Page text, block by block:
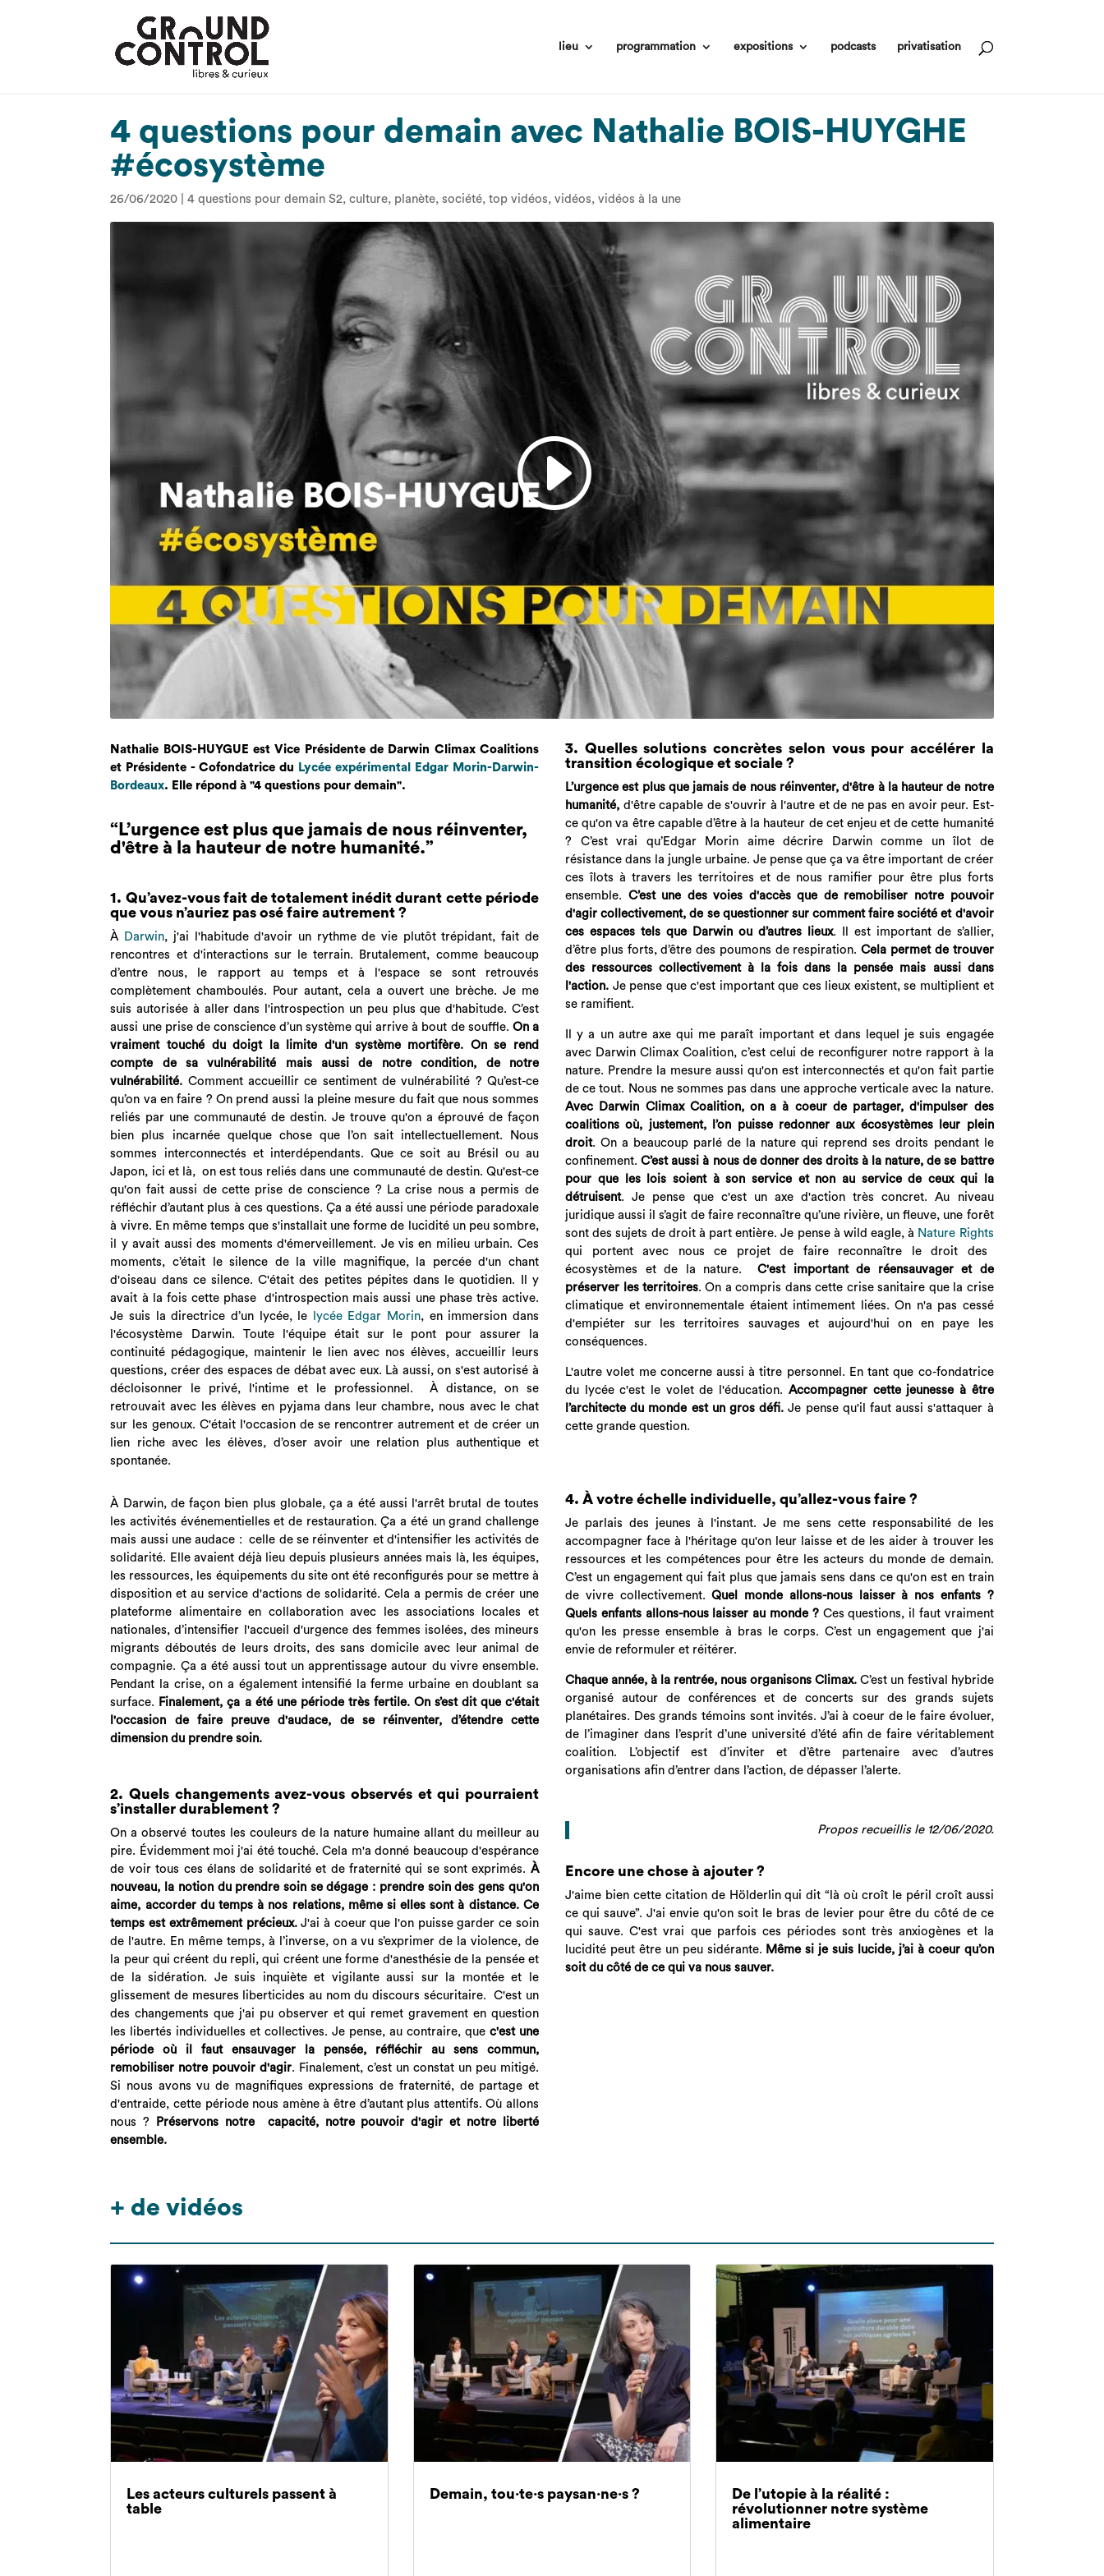
lieu programmation expositions podcasts privatisation
4 questions pour demain avec Nathalie BOIS-HUYGHE
#écosystème
26/06/2020 |4 questions pour demain S2,culture, planète,société,top vidéos,vidéos,vidéos à la une
Nathalie BOIS-HUYGUE est Vice Présidente de Darwin Climax Coalitions
et Présidente - Cofondatrice du Lycée expérimental Edgar Morin-Darwin-
Bordeaux. Elle répond à "4 questions pour demain".
“ L’urgence est plus que jamais de nous réinventer,
d'être à la hauteur de notre humanité.”
1. Qu’avez-vous fait de totalement inédit durant cette période
que vous n’auriez pas osé faire autrement ?
À Darwin, j'ai l'habitude d'avoir un rythme de vie plutôt trépidant, fait de
rencontres et d'interactions sur le terrain. Brutalement, comme beaucoup
d’entre nous, le rapport au temps et à l'espace se sont retrouvés
complètement chamboulés. Pour autant, cela a ouvert une brèche. Je me
suis autorisée à aller dans l'introspection un peu plus que d'habitude. C’est
aussi une prise de conscience d’un système qui arrive à bout de souffle. On a
vraiment touché du doigt la limite d'un système mortifère. On se rend
compte de sa vulnérabilité mais aussi de notre condition, de notre
vulnérabilité. Comment accueillir ce sentiment de vulnérabilité ? Qu’est-ce
qu’on va en faire ? On prend aussi la pleine mesure du fait que nous sommes
reliés par une communauté de destin. Je trouve qu'on a éprouvé de façon
bien plus incarnée quelque chose que l’on sait intellectuellement. Nous
sommes interconnectés et interdépendants. Que ce soit au Brésil ou au
Japon, ici et là, on est tous reliés dans une communauté de destin. Qu'est-ce
qu'on fait aussi de cette prise de conscience ? La crise nous a permis de
réfléchir d’autant plus à ces questions. Ça a été aussi une période paradoxale
à vivre. En même temps que s'installait une forme de lucidité un peu sombre,
il y avait aussi des moments d'émerveillement. Je vis en milieu urbain. Ces
moments, c’était le silence de la ville magnifique, la percée d'un chant
d'oiseau dans ce silence. C'était des petites pépites dans le quotidien. Il y
avait à la fois cette phase d'introspection mais aussi une phase très active.
Je suis la directrice d’un lycée, le
lycée Edgar Morin, en immersion dans
l'écosystème Darwin. Toute l'équipe était sur le pont pour assurer la
continuité pédagogique, maintenir le lien avec nos élèves, accueillir leurs
questions, créer des espaces de débat avec eux. Là aussi, on s'est autorisé à
décloisonner le privé, l'intime et le professionnel. À distance, on se
retrouvait avec les élèves en pyjama dans leur chambre, nous avec le chat
sur les genoux. C'était l'occasion de se rencontrer autrement et de créer un
lien riche avec les élèves, d’oser avoir une relation plus authentique et
spontanée.
À Darwin, de façon bien plus globale, ça a été aussi l'arrêt brutal de toutes
les activités événementielles et de restauration. Ça a été un grand challenge
mais aussi une audace : celle de se réinventer et d'intensifier les activités de
solidarité. Elle avaient déjà lieu depuis plusieurs années mais là, les équipes,
les ressources, les équipements du site ont été reconfigurés pour se mettre à
disposition et au service d'actions de solidarité. Cela a permis de créer une
plateforme alimentaire en collaboration avec les associations locales et
nationales, d’intensifier l'accueil d'urgence des femmes isolées, des mineurs
migrants déboutés de leurs droits, des sans domicile avec leur animal de
compagnie. Ça a été aussi tout un apprentissage autour du vivre ensemble.
Pendant la crise, on a également intensifié la ferme urbaine en doublant sa
surface. Finalement, ça a été une période très fertile. On s’est dit que c'était
l'occasion de faire preuve d'audace, de se réinventer, d’étendre cette
dimension du prendre soin.
2. Quels changements avez-vous observés et qui pourraient
s’installer durablement ?
On a observé toutes les couleurs de la nature humaine allant du meilleur au
pire. Évidemment moi j'ai été touché. Cela m'a donné beaucoup d'espérance
de voir tous ces élans de solidarité et de fraternité qui se sont exprimés. À
nouveau, la notion du prendre soin se dégage : prendre soin des gens qu'on
aime, accorder du temps à nos relations, même si elles sont à distance. Ce
temps est extrêmement précieux.J'ai à coeur que l'on puisse garder ce soin
de l'autre. En même temps, à l’inverse, on a vu s’exprimer de la violence, de
la peur qui créent du repli, qui créent une forme d'anesthésie de la pensée et
de la sidération. Je suis inquiète et vigilante aussi sur la montée et le
glissement de mesures liberticides au nom du discours sécuritaire. C'est un
des changements que j'ai pu observer et qui remet gravement en question
les libertés individuelles et collectives. Je pense, au contraire, que c'est une
période où il faut ensauvager la pensée, réfléchir au sens commun,
remobiliser notre pouvoir d'agir. Finalement, c’est un constat un peu mitigé.
Si nous avons vu de magnifiques expressions de fraternité, de partage et
d'entraide, cette période nous amène à être d’autant plus attentifs. Où allons
nous ?
Préservons notre capacité, notre pouvoir d'agir et notre liberté
ensemble.
3. Quelles solutions concrètes selon vous pour accélérer la
transition écologique et sociale ?
L’urgence est plus que jamais de nous réinventer, d'être à la hauteur de notre
humanité, d'être capable de s'ouvrir à l'autre et de ne pas en avoir peur. Est-
ce qu'on va être capable d’être à la hauteur de cet enjeu et de cette humanité
? C’est vrai qu’Edgar Morin aime décrire Darwin comme un îlot de
résistance dans la jungle urbaine. Je pense que ça va être important de créer
ces îlots à travers les territoires et de nous ramifier pour être plus forts
ensemble. C’est une des voies d'accès que de remobiliser notre pouvoir
d'agir collectivement, de se questionner sur comment faire société et d'avoir
ces espaces tels que Darwin ou d’autres lieux. Il est important de s’allier,
d’être plus forts, d’être des poumons de respiration.Cela permet de trouver
des ressources collectivement à la fois dans la pensée mais aussi dans
l'action. Je pense que c'est important que ces lieux existent, se multiplient et
se ramifient.
Il y a un autre axe qui me paraît important et dans lequel je suis engagée
avec Darwin Climax Coalition, c’est celui de reconfigurer notre rapport à la
nature. Prendre la mesure aussi qu'on est interconnectés et qu'on fait partie
de ce tout. Nous ne sommes pas dans une approche verticale avec la nature.
Avec Darwin Climax Coalition, on a à coeur de partager, d'impulser des
coalitions où, justement, l’on puisse redonner aux écosystèmes leur plein
droit. On a beaucoup parlé de la nature qui reprend ses droits pendant le
confinement.C’est aussi à nous de donner des droits à la nature, de se battre
pour que les lois soient à son service et non au service de ceux qui la
détruisent. Je pense que c'est un axe d'action très concret. Au niveau
juridique aussi il s’agit de faire reconnaître qu’une rivière, un fleuve, une forêt
sont des sujets de droit à part entière. Je pense à wild eagle, à Nature Rights
qui portent avec nous ce projet de faire reconnaître le droit des
écosystèmes et de la nature.C'est important de réensauvager et de
préserver les territoires. On a compris dans cette crise sanitaire que la crise
climatique et environnementale étaient intimement liées. On n'a pas cessé
d'empiéter sur les territoires sauvages et aujourd'hui on en paye les
conséquences.
L'autre volet me concerne aussi à titre personnel. En tant que co-fondatrice
du lycée c'est le volet de l'éducation. Accompagner cette jeunesse à être
l’architecte du monde est un gros défi. Je pense qu'il faut aussi s'attaquer à
cette grande question.
4.À votre échelle individuelle, qu’allez-vous faire ?
Je parlais des jeunes à l'instant. Je me sens cette responsabilité de les
accompagner face à l'héritage qu'on leur laisse et de les aider à trouver les
ressources et les compétences pour être les acteurs du monde de demain.
C’est un engagement qui fait plus que jamais sens dans ce qu'on est en train
de vivre collectivement.Quel monde allons-nous laisser à nos enfants ?
Quels enfants allons-nous laisser au monde ?Ces questions, il faut vraiment
qu'on les presse ensemble à bras le corps. C’est un engagement que j'ai
envie de reformuler et réitérer.
Chaque année, à la rentrée, nous organisons Climax.C’est un festival hybride
organisé autour de conférences et de concerts sur des grands sujets
planétaires. Des grands témoins sont invités. J’ai à coeur de le faire évoluer,
de l’imaginer dans l’esprit d’une université d’été afin de faire véritablement
coalition. L’objectif est d’inviter et d’être partenaire avec d’autres
organisations afin d’entrer dans l’action, de dépasser l’alerte.
Propos recueillis le 12/06/2020.
Encore une chose à ajouter ?
J'aime bien cette citation de Hölderlin qui dit “là où croît le péril croît aussi
ce qui sauve”. J'ai envie qu'on soit le bras de levier pour être du côté de ce
qui sauve. C'est vrai que parfois ces périodes sont très anxiogènes et la
lucidité peut être un peu sidérante. Même si je suis lucide, j’ai à coeur qu’on
soit du côté de ce qui va nous sauver.
+ de vidéos
Les acteurs culturels passent à
table
Demain, tou·te·s paysan·ne·s ?
De l’utopie à la réalité :
révolutionner notre système
alimentaire